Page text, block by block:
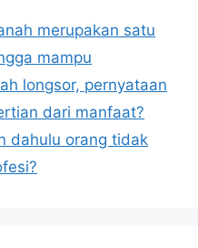
merupakan satu
mampu
longsor, pernyataan
dari manfaat?
dahulu orang tidak